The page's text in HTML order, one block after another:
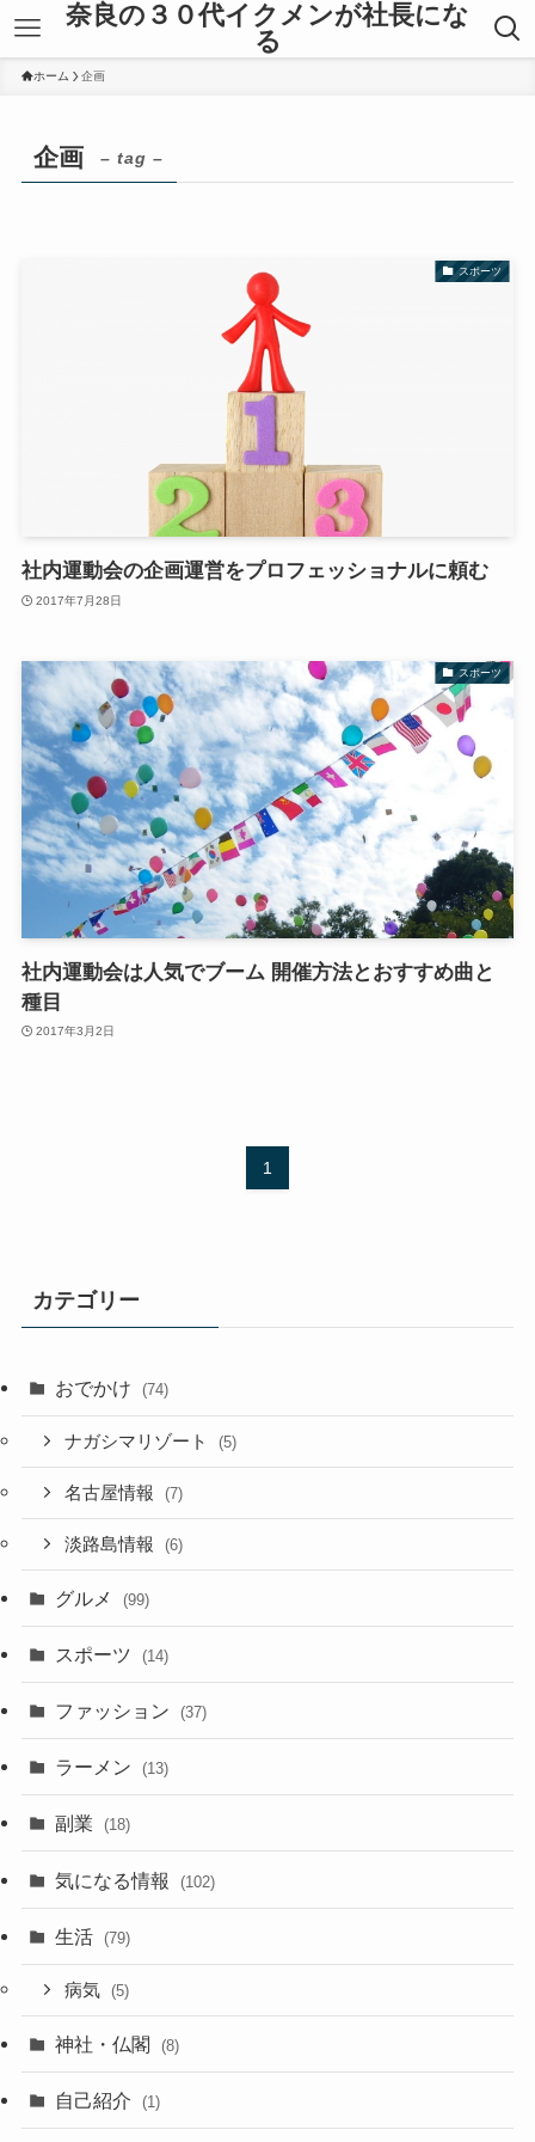
奈良の３０代イクメンが社長にな
る
ホーム 企画
企画 – tag –
スポーツ
社内運動会の企画運営をプロフェッショナルに頼む
2017年7月28日
スポーツ
社内運動会は人気でブーム 開催方法とおすすめ曲と
種目
2017年3月2日
1
カテゴリー
おでかけ (74)
ナガシマリゾート (5)
名古屋情報 (7)
淡路島情報 (6)
グルメ (99)
スポーツ (14)
ファッション (37)
ラーメン (13)
副業 (18)
気になる情報 (102)
生活 (79)
病気 (5)
神社・仏閣 (8)
自己紹介 (1)